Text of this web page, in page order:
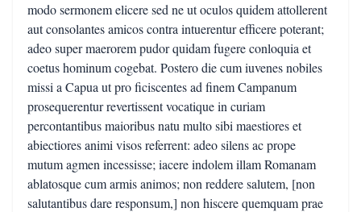
modo sermonem elicere sed ne ut oculos quidem attollerent
aut consolantes amicos contra intuerentur efficere poterant;
adeo super maerorem pudor quidam fugere conloquia et
coetus hominum cogebat. Postero die cum iuvenes nobiles
missi a Capua ut pro ficiscentes ad finem Campanum
prosequerentur revertissent vocatique in curiam
percontantibus maioribus natu multo sibi maestiores et
abiectiores animi visos referrent: adeo silens ac prope
mutum agmen incessisse; iacere indolem illam Romanam
ablatosque cum armis animos; non reddere salutem, [non
salutantibus dare responsum,] non hiscere quemquam prae